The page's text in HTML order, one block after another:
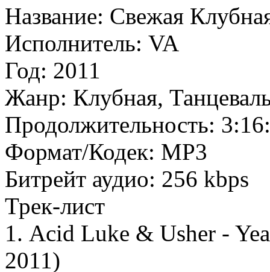
Название: Свежая
Исполнитель: VA
Год: 2011
Жанр: Клубная,
Продолжительность:
Формат/Кодек: MP3
Битрейт аудио: 256 kbps
Трек-лист
1. Acid Luke & Usher -
2011)